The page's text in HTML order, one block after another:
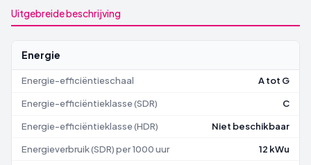
Uitgebreide beschrijving
Energie
Energie-efficiëntieschaal A tot G
Energie-efficiëntieklasse (SDR) C
Energie-efficiëntieklasse (HDR) Niet beschikbaar
Energieverbruik (SDR) per 1000 uur 12 kWu